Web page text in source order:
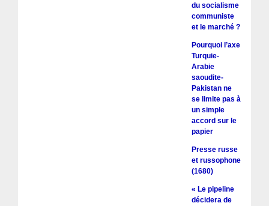
du socialisme
communiste
et le marché ?
Pourquoi l’axe
Turquie-
Arabie
saoudite-
Pakistan ne
se limite pas à
un simple
accord sur le
papier
Presse russe
et russophone
(1680)
« Le pipeline
décidera de